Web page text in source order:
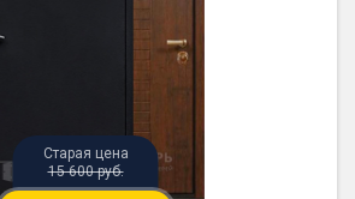
15 600 руб.